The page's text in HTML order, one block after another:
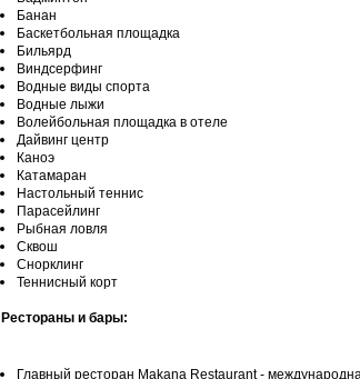
Банан
Баскетбольная площадка
Бильярд
Виндсерфинг
Водные виды спорта
Водные лыжи
Волейбольная площадка в отеле
Дайвинг центр
Каноэ
Катамаран
Настольный теннис
Парасейлинг
Рыбная ловля
Сквош
Снорклинг
Теннисный корт
Рестораны и бары:
Главный ресторан Makana Restaurant -